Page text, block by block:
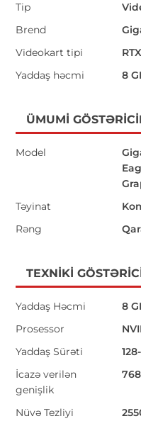
Tip
Brend
Videokart tipi
Yaddaş həcmi
8
ÜMUMI
Model
Təyinat
Rəng
TEXNIKI
Yaddaş Həcmi
8
Prosessor
Yaddaş Sürəti
İcazə verilən
genişlik
Nüvə Tezliyi